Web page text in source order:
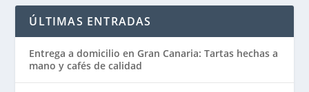
ÚLTIMAS ENTRADAS
Entrega a domicilio en Gran Canaria: Tartas hechas a
mano y cafés de calidad